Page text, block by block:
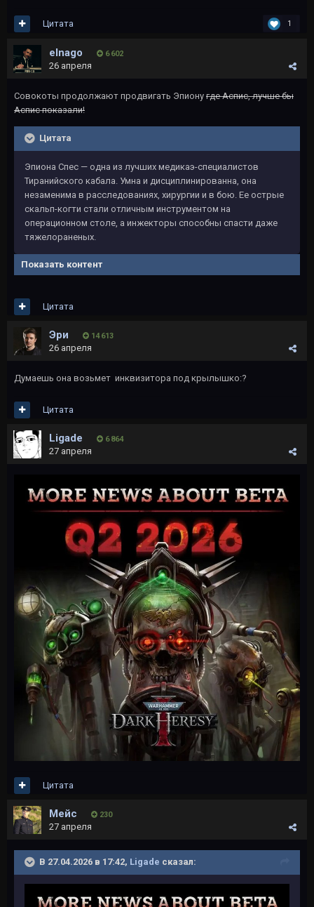
1
Цитата
elnago 6 602
26 апреля
Совокоты продолжают продвигать Эпиону где Аспис, лучше бы
Аспис показали!
Цитата
Эпиона Спес — одна из лучших медикаэ-специалистов
Тиранийского кабала. Умна и дисциплинированна, она
незаменима в расследованиях, хирургии и в бою. Ее острые
скальп-когти стали отличным инструментом на
операционном столе, а инжекторы способны спасти даже
тяжелораненых.
Показать контент
Цитата
Эри 14 613
26 апреля
Думаешь она возьмет инквизитора под крылышко:?
Цитата
Ligade 6 864
27 апреля
Цитата
Мейс 230
27 апреля
В 27.04.2026 в 17:42, Ligade сказал: